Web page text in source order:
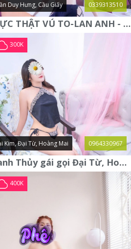
Duy Hưng, Cầu Giấy 0339313510
NGỰC THẬT VÚ TO-LAN ANH - BƯỚM ĐẸP TUYỆT SẮC GIAI
300K
Kim, Đại Từ, Hoàng Mai 0964330967
Thanh Thủy gái gọi Đại Từ, Hoàng Mai mới xác thực, xinh xuất sắc
400K